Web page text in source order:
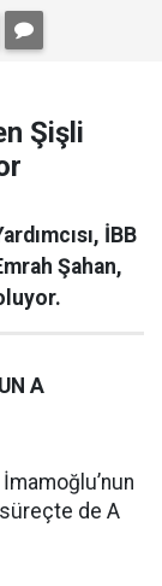
Şişli
İBB
Şahan,
A
süreçte de A